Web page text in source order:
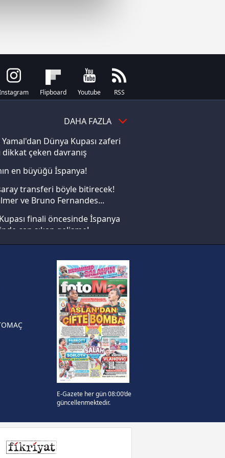
detaylı bilgi için Ayarlar
Flipboard Youtube RSS
DAHA FAZLA
Dünya Kupası zaferi
dikkat çeken davranış
en büyüğü İspanya!
transferi böyle bitirecek!
ve Bruno Fernandes...
finali öncesinde İspanya
can sıkan gelişme!
Dünya Kupası'nı kazanana
yüzüğü verilecek
Crespo, Meksika Ligi
Atlas'ın yeni teknik
E-Gazete her gün 08:00’de
güncellenmektedir.